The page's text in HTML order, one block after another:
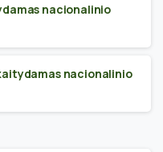
nacionalinio
nacionalinio